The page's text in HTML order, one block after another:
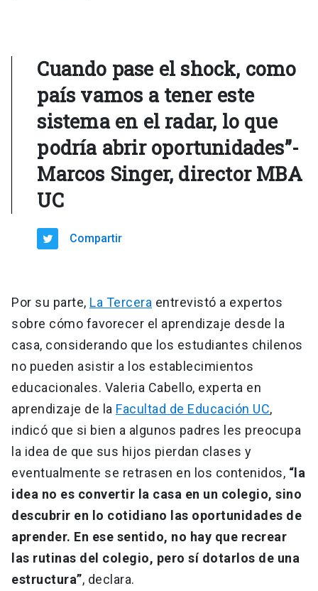
Cuando pase el shock, como
país vamos a tener este
sistema en el radar, lo que
podría abrir oportunidades”-
Marcos Singer, director MBA
UC
Compartir
Por su parte, La Tercera entrevistó a expertos
sobre cómo favorecer el aprendizaje desde la
casa, considerando que los estudiantes chilenos
no pueden asistir a los establecimientos
educacionales. Valeria Cabello, experta en
aprendizaje de la Facultad de Educación UC,
indicó que si bien a algunos padres les preocupa
la idea de que sus hijos pierdan clases y
eventualmente se retrasen en los contenidos, “la
idea no es convertir la casa en un colegio, sino
descubrir en lo cotidiano las oportunidades de
aprender. En ese sentido, no hay que recrear
las rutinas del colegio, pero sí dotarlos de una
estructura”, declara.